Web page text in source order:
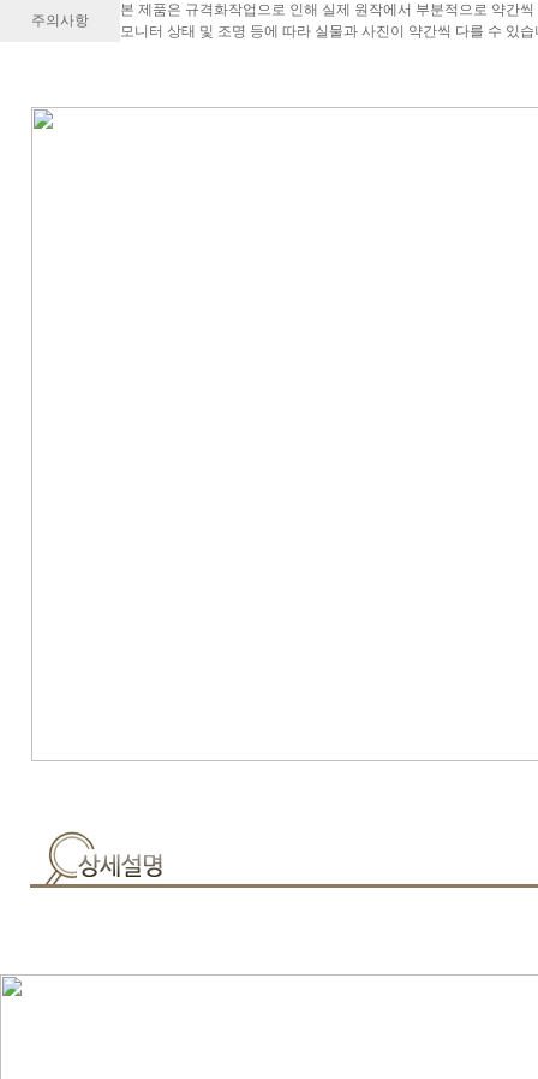
주의사항
본 제품은 규격화작업으로 인해 실제 원작에서 부분적으로 약간
모니터 상태 및 조명 등에 따라 실물과 사진이 약간씩 다를 수 있습